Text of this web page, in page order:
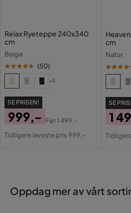
Relax Ryeteppe 240x340
cm
Beige
(50)
+5
SE PRISEN!
Pris
999,-
Original
Før1 499,-
Tidligere laveste pris 999,-
cm
Natur
SE
Pris
1
Oppdag mer av vårt